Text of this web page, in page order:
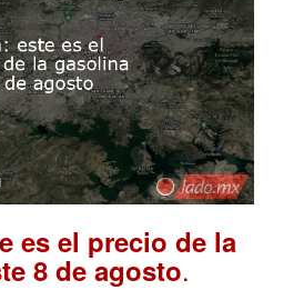
es el precio de la
8 de agosto.